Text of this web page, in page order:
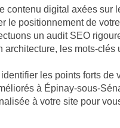
contenu digital axées sur
le positionnement de
un audit SEO
architecture, les mots-
les points forts
à Épinay-sous-
à votre site pour